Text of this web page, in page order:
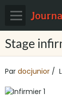
Page d'accueil
Stage
Par docjunior